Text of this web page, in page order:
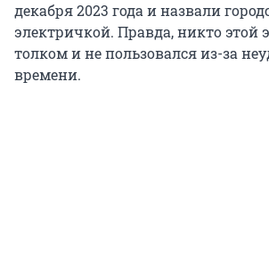
декабря 2023 года и назвали
электричкой. Правда, никто этой
толком и не пользовался из-за
времени.